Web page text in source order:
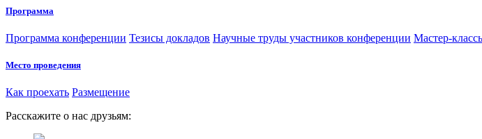
Программа
Программа конференции Тезисы докладов Научные труды участников конференции Мастер-
Место проведения
Как проехать Размещение
Расскажите о нас друзьям: